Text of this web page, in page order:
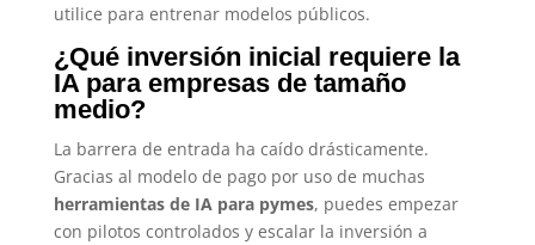
utilice para entrenar modelos públicos.
¿Qué inversión inicial requiere la
IA para empresas de tamaño
medio?
La barrera de entrada ha caído drásticamente.
Gracias al modelo de pago por uso de muchas
herramientas de IA para pymes, puedes empezar
con pilotos controlados y escalar la inversión a